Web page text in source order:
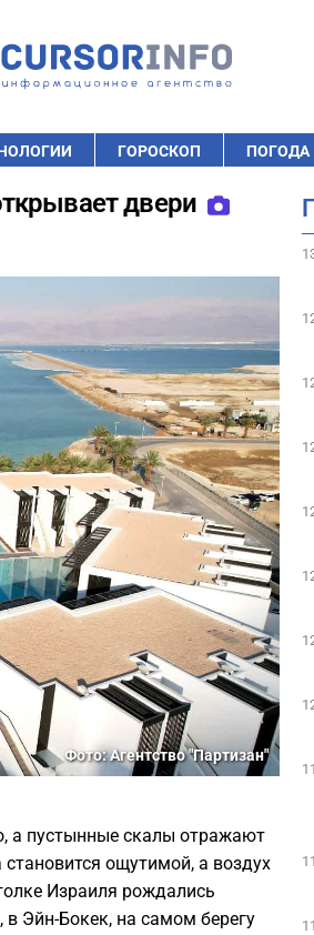
ГОРОСКОП ПОГОДА
двери
Фото: Агентство "Партизан"
а пустынные скалы отражают
ощутимой, а воздух
Израиля рождались
Эйн-Бокек, на самом берегу